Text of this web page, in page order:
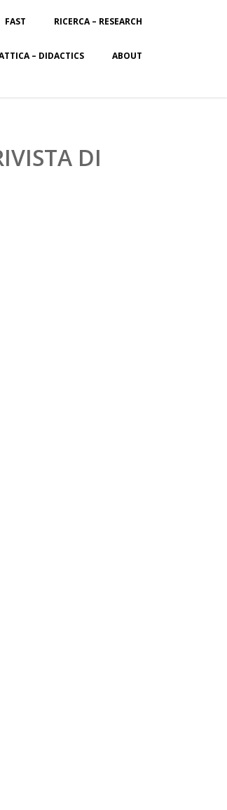
FAST RICERCA – RESEARCH
– DIDACTICS ABOUT
DI